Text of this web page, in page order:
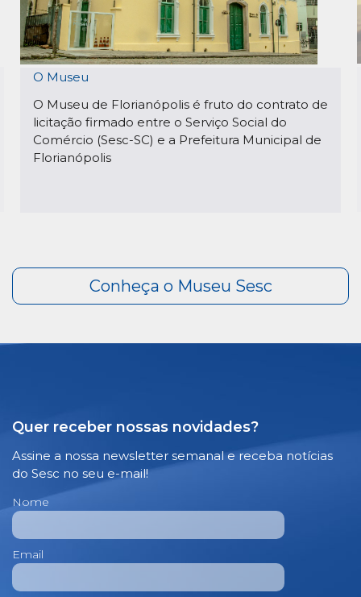
O Museu
O Museu de Florianópolis é fruto do contrato de
licitação firmado entre o Serviço Social do
Comércio (Sesc-SC) e a Prefeitura Municipal de
Florianópolis
Quer receber nossas novidades?
Assine a nossa newsletter semanal e receba notícias
do Sesc no seu e-mail!
Nome
Email